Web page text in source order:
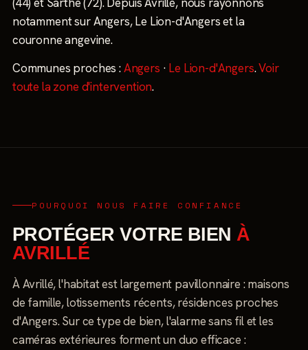
notamment sur Angers, Le Lion-d'Angers et la
couronne angevine.
Communes proches :Angers · Le Lion-d'Angers.Voir
toute la zone d'intervention.
POURQUOI NOUS FAIRE CONFIANCE
PROTÉGER VOTRE BIENÀ
AVRILLÉ
À Avrillé, l'habitat est largement pavillonnaire : maisons
de famille, lotissements récents, résidences proches
d'Angers. Sur ce type de bien, l'alarme sans fil et les
caméras extérieures forment un duo efficace :